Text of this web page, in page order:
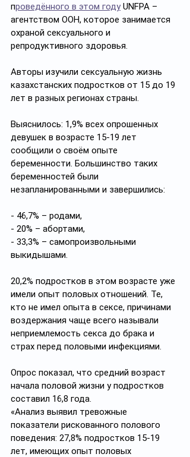
проведённого в этом году UNFPA –
агентством ООН, которое занимается
охраной сексуального и
репродуктивного здоровья.
Авторы изучили сексуальную жизнь
казахстанских подростков от 15 до 19
лет в разных регионах страны.
Выяснилось: 1,9% всех опрошенных
девушек в возрасте 15-19 лет
сообщили о своём опыте
беременности. Большинство таких
беременностей были
незапланированными и завершились:
- 46,7% – родами,
- 20% – абортами,
- 33,3% – самопроизвольными
выкидышами.
20,2% подростков в этом возрасте уже
имели опыт половых отношений. Те,
кто не имел опыта в сексе, причинами
воздержания чаще всего называли
неприемлемость секса до брака и
страх перед половыми инфекциями.
Опрос показал, что средний возраст
начала половой жизни у подростков
составил 16,8 года.
«Анализ выявил тревожные
показатели рискованного полового
поведения: 27,8% подростков 15-19
лет, имеющих опыт половых